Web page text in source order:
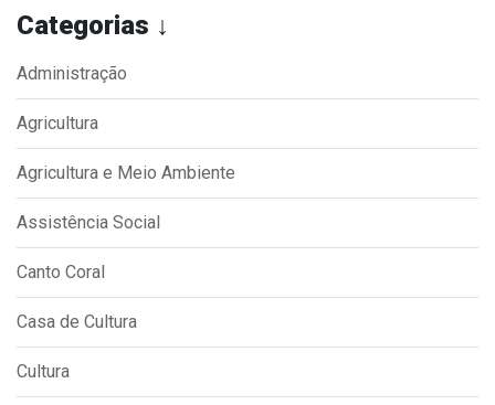
Categorias ↓
Administração
Agricultura
Agricultura e Meio Ambiente
Assistência Social
Canto Coral
Casa de Cultura
Cultura